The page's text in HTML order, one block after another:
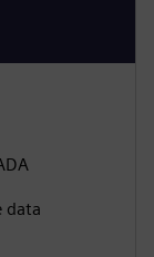
data